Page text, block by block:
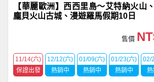
【華麗歐洲】西西里島～艾特納火山
龐貝火山古城、漫遊羅馬假期10日
售價
11/14(六)
保證出發
12/12(六)
熱銷中
01/09(六)
熱銷中
01/23(六)
熱銷中
02/
熱